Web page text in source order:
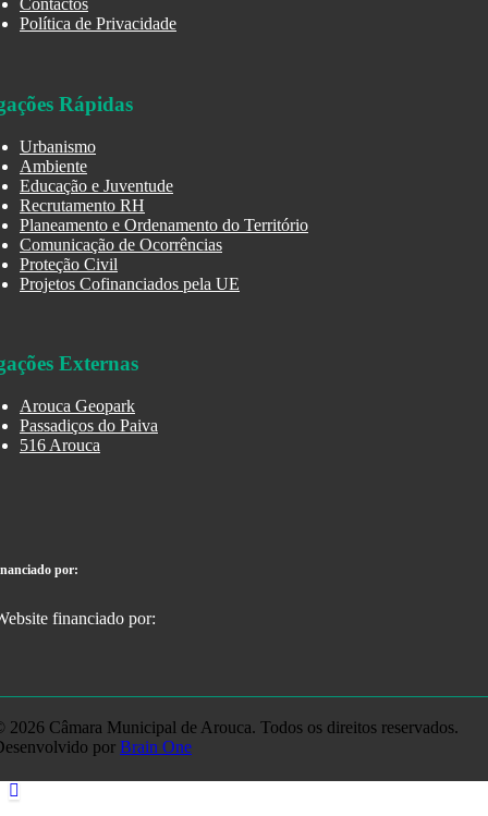
Contactos
Política de Privacidade
Rápidas
Urbanismo
Ambiente
Educação e Juventude
Recrutamento RH
Planeamento e Ordenamento do Território
Comunicação de Ocorrências
Proteção Civil
Projetos Cofinanciados pela UE
Externas
Arouca Geopark
Passadiços do Paiva
516 Arouca
por:
2026 Câmara Municipal de Arouca. Todos os direitos reservados.
por Brain One